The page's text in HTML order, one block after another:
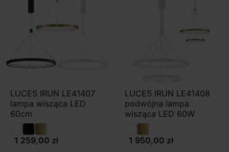
LUCES IRUN LE41407
lampa wisząca LED
60cm
1 259,00 zł
LUCES IRUN LE41408
podwójna lampa
wisząca LED 60W
1 950,00 zł